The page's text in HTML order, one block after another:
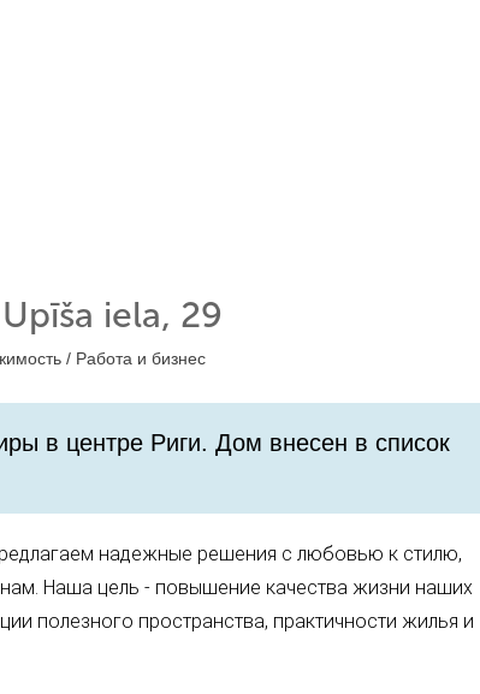
iela, 29
/ Работа и бизнес
в центре Риги. ​Дом внесен в список
надежные решения с любовью к стилю,
Наша цель - повышение качества жизни наших
полезного пространства, практичности жилья и